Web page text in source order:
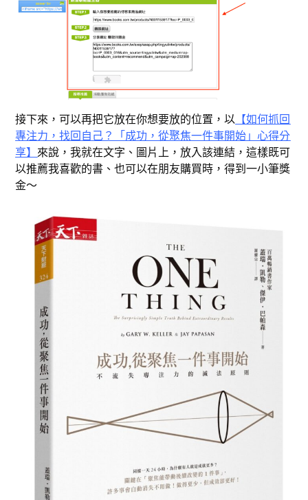
接下來，可以再把它放在你想要放的位置，以
【如何抓回
專注力，找回自己？「成功，從聚焦一件事開始」心得分
享】 來說，我就在文字、圖片上，放入該連結，這樣既可
以推薦我喜歡的書、也可以在朋友購買時，得到一小筆獎
金～